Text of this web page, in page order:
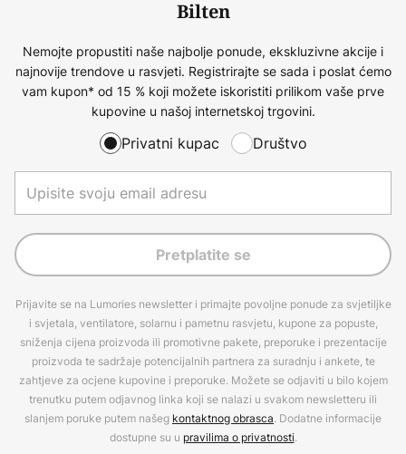
Bilten
Nemojte propustiti naše najbolje ponude, ekskluzivne akcije i
najnovije trendove u rasvjeti. Registrirajte se sada i poslat ćemo
vam kupon* od 15 % koji možete iskoristiti prilikom vaše prve
kupovine u našoj internetskoj trgovini.
Privatni kupac Društvo
Pretplatite se
Prijavite se na Lumories newsletter i primajte povoljne ponude za svjetiljke
i svjetala, ventilatore, solarnu i pametnu rasvjetu, kupone za popuste,
sniženja cijena proizvoda ili promotivne pakete, preporuke i prezentacije
proizvoda te sadržaje potencijalnih partnera za suradnju i ankete, te
zahtjeve za ocjene kupovine i preporuke. Možete se odjaviti u bilo kojem
trenutku putem odjavnog linka koji se nalazi u svakom newsletteru ili
slanjem poruke putem našeg kontaktnog obrasca. Dodatne informacije
dostupne su u pravilima o privatnosti.